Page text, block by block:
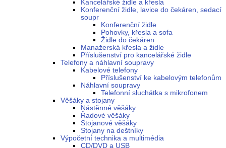
Kancelářské židle a křesla
Konferenční židle, lavice do čekáren, sedací
soupr
Konferenční židle
Pohovky, křesla a sofa
Židle do čekáren
Manažerská křesla a židle
Příslušenství pro kancelářské židle
Telefony a náhlavní soupravy
Kabelové telefony
Příslušenství ke kabelovým telefonům
Náhlavní soupravy
Telefonní sluchátka s mikrofonem
Věšáky a stojany
Nástěnné věšáky
Řadové věšáky
Stojanové věšáky
Stojany na deštníky
Výpočetní technika a multimédia
CD/DVD a USB